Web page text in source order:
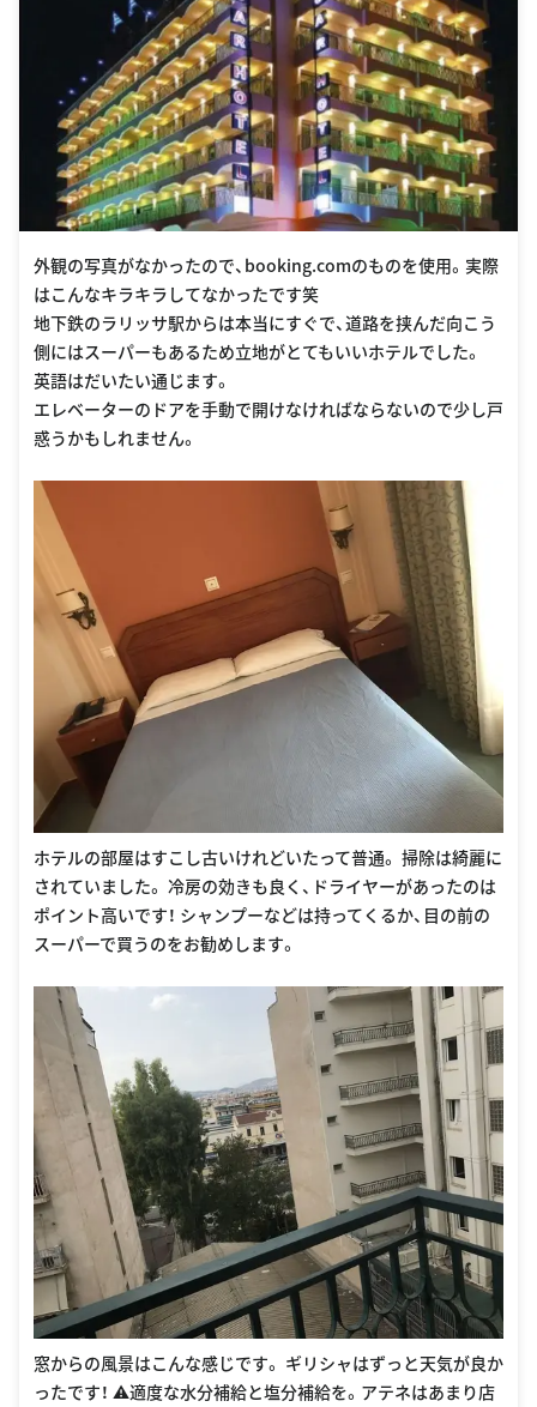
外観の写真がなかったので、booking.comのものを使用。実際
はこんなキラキラしてなかったです笑
地下鉄のラリッサ駅からは本当にすぐで、道路を挟んだ向こう
側にはスーパーもあるため立地がとてもいいホテルでした。
英語はだいたい通じます。
エレベーターのドアを手動で開けなければならないので少し戸
惑うかもしれません。
ホテルの部屋はすこし古いけれどいたって普通。 掃除は綺麗に
されていました。 冷房の効きも良く、ドライヤーがあったのは
ポイント高いです！ シャンプーなどは持ってくるか、目の前の
スーパーで買うのをお勧めします。
窓からの風景はこんな感じです。 ギリシャはずっと天気が良か
ったです！ ⚠️適度な水分補給と塩分補給を。アテネはあまり店